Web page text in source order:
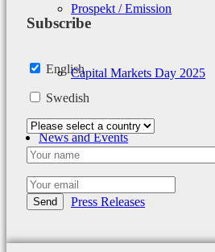
Prospekt / Emission
Capital Markets Day 2025
News and Events
Press Releases
Subscribe
English
Swedish